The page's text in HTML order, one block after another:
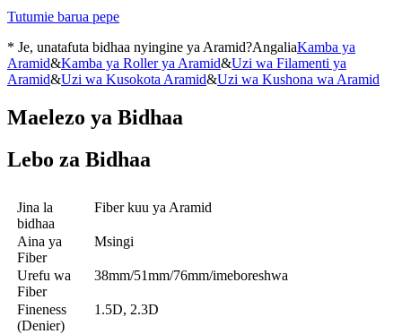
Tutumie barua pepe
* Je, unatafuta bidhaa nyingine ya Aramid?AngaliaKamba ya
Aramid&Kamba ya Roller ya Aramid&Uzi wa Filamenti ya
Aramid&Uzi wa Kusokota Aramid&Uzi wa Kushona wa Aramid
Maelezo ya Bidhaa
Lebo za Bidhaa
Jina la
bidhaa
Fiber kuu ya Aramid
Aina ya
Fiber
Msingi
Urefu wa
Fiber
38mm/51mm/76mm/imeboreshwa
Fineness
(Denier)
1.5D, 2.3D